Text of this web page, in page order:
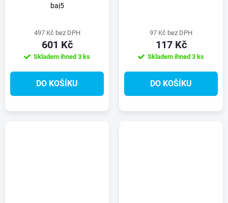
baj5
497 Kč bez DPH
601 Kč
Skladem ihned 3 ks
DO KOŠÍKU
97 Kč bez DPH
117 Kč
Skladem ihned 3 ks
DO KOŠÍKU